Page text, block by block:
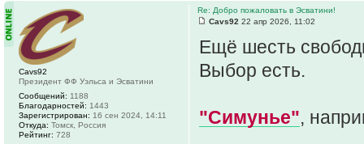
Re: Добро пожаловать в Эсватини!
Cavs92 22 апр 2026, 11:02
Ещё шесть
Выбор есть.
"Симунье",
Cavs92
Президент ФФ Уэльса и Эсватини
Сообщений: 1188
Благодарностей: 1443
Зарегистрирован: 16 сен 2024, 14:11
Откуда: Томск, Россия
Рейтинг: 728